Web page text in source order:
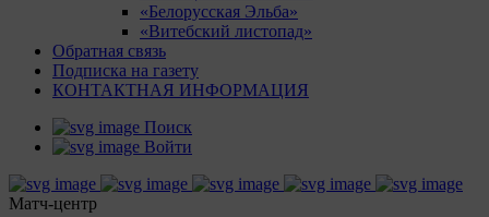
«Белорусская Эльба»
«Витебский листопад»
Обратная связь
Подписка на газету
КОНТАКТНАЯ ИНФОРМАЦИЯ
Поиск
Войти
Матч-центр